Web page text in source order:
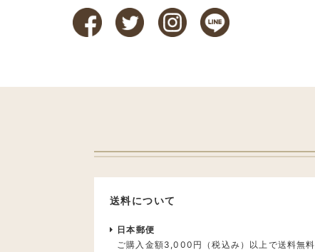
送料について
日本郵便
ご購入金額3,000円（税込み）以上で送料無料